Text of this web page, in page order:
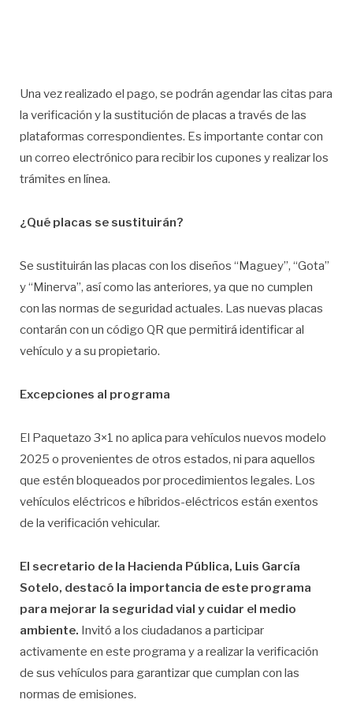
Una vez realizado el pago, se podrán agendar las citas para
la verificación y la sustitución de placas a través de las
plataformas correspondientes. Es importante contar con
un correo electrónico para recibir los cupones y realizar los
trámites en línea.
¿Qué placas se sustituirán?
Se sustituirán las placas con los diseños “Maguey”, “Gota”
y “Minerva”, así como las anteriores, ya que no cumplen
con las normas de seguridad actuales. Las nuevas placas
contarán con un código QR que permitirá identificar al
vehículo y a su propietario.
Excepciones al programa
El Paquetazo 3×1 no aplica para vehículos nuevos modelo
2025 o provenientes de otros estados, ni para aquellos
que estén bloqueados por procedimientos legales. Los
vehículos eléctricos e híbridos-eléctricos están exentos
de la verificación vehicular.
El secretario de la Hacienda Pública, Luis García
Sotelo, destacó la importancia de este programa
para mejorar la seguridad vial y cuidar el medio
ambiente. Invitó a los ciudadanos a participar
activamente en este programa y a realizar la verificación
de sus vehículos para garantizar que cumplan con las
normas de emisiones.